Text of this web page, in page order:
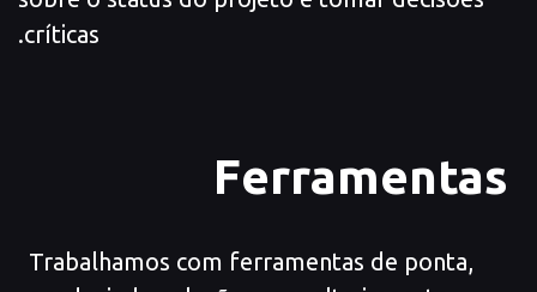
críticas.
Ferramentas
Trabalhamos com ferramentas de ponta,